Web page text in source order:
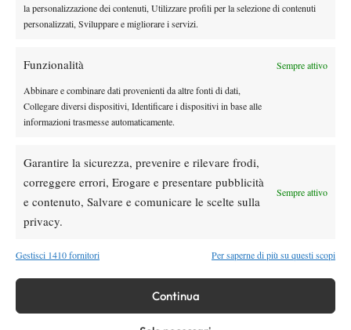
la personalizzazione dei contenuti, Utilizzare profili per la selezione di contenuti
personalizzati, Sviluppare e migliorare i servizi.
Funzionalità Sempre attivo
Abbinare e combinare dati provenienti da altre fonti di dati,
Collegare diversi dispositivi, Identificare i dispositivi in base alle
informazioni trasmesse automaticamente.
Garantire la sicurezza, prevenire e rilevare frodi,
correggere errori, Erogare e presentare pubblicità
e contenuto, Salvare e comunicare le scelte sulla
privacy.
Sempre attivo
Gestisci 1410 fornitori Per saperne di più su questi scopi
Continua
ha saputo cogliere questa occasione sostenendo la Federazione
nella realizzazione di questo appuntamento internazional
News
Masters 1000 Cincinnati 2026: forfait di
Quinn, Sonego entra nel tabellone